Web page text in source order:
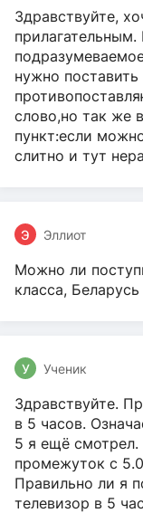
Здравствуйте,
нужно
слово,но так же
пункт:если
слитно и тут
Э Эллиот
Можно ли
класса, Беларусь
У Ученик
Здравствуйте.
в 5 часов.
5 я ещё
промежуток с
Правильно ли я
телевизор в 5